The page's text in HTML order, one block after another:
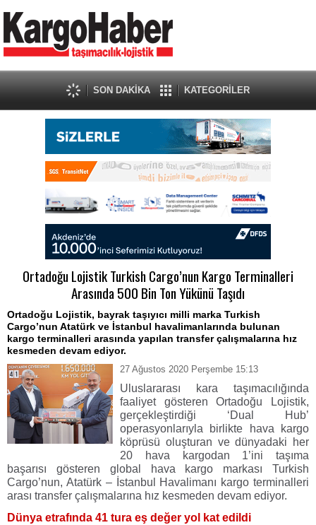
SON DAKİKA KATEGORİLER
Ortadoğu Lojistik Turkish Cargo’nun Kargo Terminalleri
Arasında 500 Bin Ton Yükünü Taşıdı
Ortadoğu Lojistik, bayrak taşıyıcı milli marka Turkish
Cargo’nun Atatürk ve İstanbul havalimanlarında bulunan
kargo terminalleri arasında yapılan transfer çalışmalarına hız
kesmeden devam ediyor.
27 Ağustos 2020 Perşembe 15:13
Uluslararası kara taşımacılığında
faaliyet gösteren Ortadoğu Lojistik,
gerçekleştirdiği ‘Dual Hub’
operasyonlarıyla birlikte hava kargo
köprüsü oluşturan ve dünyadaki her
20 hava kargodan 1’ini taşıma
başarısı gösteren global hava kargo markası Turkish
Cargo’nun, Atatürk – İstanbul Havalimanı kargo terminalleri
arası transfer çalışmalarına hız kesmeden devam ediyor.
Dünya etrafında 41 tura eş değer yol kat edildi